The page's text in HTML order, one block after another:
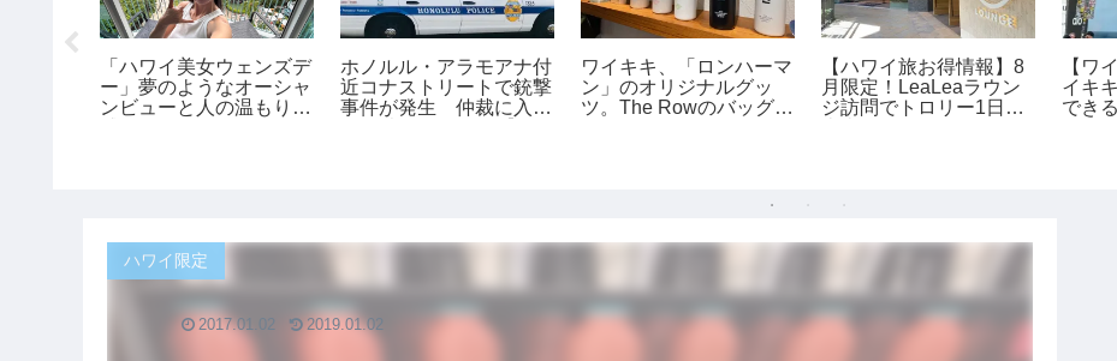
「ハワイ美女ウェンズデ
ー」夢のようなオーシャ
ンビューと人の温もりに
ホノルル・アラモアナ付
近コナストリートで銃撃
事件が発生 仲裁に入っ
ワイキキ、「ロンハーマ
ン」のオリジナルグッ
ツ。The Rowのバッグも
【ハワイ旅お得情報】8
月限定！LeaLeaラウン
ジ訪問でトロリー1日乗
【ワ
イキ
でき
ハワイ限定
2017.01.02 2019.01.02